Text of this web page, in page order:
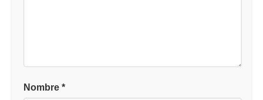
Nombre *